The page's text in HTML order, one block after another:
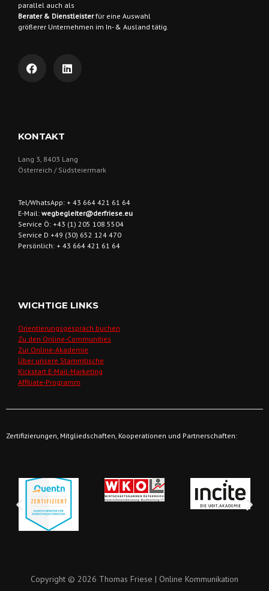
parallel auch als
Berater & Dienstleisterfür eine Auswahl
größerer Unternehmen im In- & Ausland tätig.
KONTAKT
Lang 3, 8403 Lang
Österreich / Südsteiermark
Tel/WhatsApp: + 43 664 421 61 64
E-Mail: wegbegleiter@derfriese.eu
Service Ö: +43 (1) 205 108 5504
Service D +49 (30) 652 124 470
Persönlich: + 43 664 421 61 64
WICHTIGE LINKS
Orientierungsgespräch buchen
Zu den Online-Communities
Zur Online-Akademie
Über unsere Stammtische
Kickstart E-Mail-Marketing
Affiliate-Programm
Zertifizierungen, Mitgliedschaften, Kooperationen und Partnerschaften:
Copyright © 2026 Thomas Friese | Online Kommunikation